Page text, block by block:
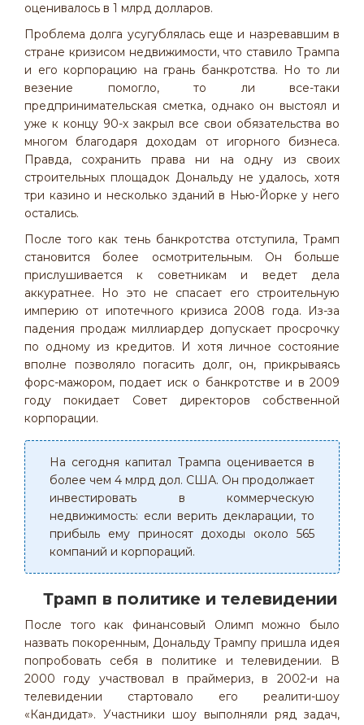
оценивалось в 1 млрд долларов.
Проблема долга усугублялась еще и назревавшим в
стране кризисом недвижимости, что ставило Трампа
и его корпорацию на грань банкротства. Но то ли
везение помогло, то ли все-таки
предпринимательская сметка, однако он выстоял и
уже к концу 90-х закрыл все свои обязательства во
многом благодаря доходам от игорного бизнеса.
Правда, сохранить права ни на одну из своих
строительных площадок Дональду не удалось, хотя
три казино и несколько зданий в Нью-Йорке у него
остались.
После того как тень банкротства отступила, Трамп
становится более осмотрительным. Он больше
прислушивается к советникам и ведет дела
аккуратнее. Но это не спасает его строительную
империю от ипотечного кризиса 2008 года. Из-за
падения продаж миллиардер допускает просрочку
по одному из кредитов. И хотя личное состояние
вполне позволяло погасить долг, он, прикрываясь
форс-мажором, подает иск о банкротстве и в 2009
году покидает Совет директоров собственной
корпорации.
На сегодня капитал Трампа оценивается в
более чем 4 млрд дол. США. Он продолжает
инвестировать в коммерческую
недвижимость: если верить декларации, то
прибыль ему приносят доходы около 565
компаний и корпораций.
Трамп в политике и телевидении
После того как финансовый Олимп можно было
назвать покоренным, Дональду Трампу пришла идея
попробовать себя в политике и телевидении. В
2000 году участвовал в праймериз, в 2002-и на
телевидении стартовало его реалити-шоу
«Кандидат». Участники шоу выполняли ряд задач,